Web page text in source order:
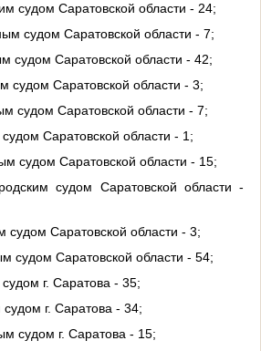
судом Саратовской области - 24;
судом Саратовской области - 7;
судом Саратовской области - 42;
судом Саратовской области - 3;
судом Саратовской области - 7;
Саратовской области - 1;
судом Саратовской области - 15;
судом Саратовской области -
судом Саратовской области - 3;
судом Саратовской области - 54;
г. Саратова - 35;
г. Саратова - 34;
судом г. Саратова - 15;